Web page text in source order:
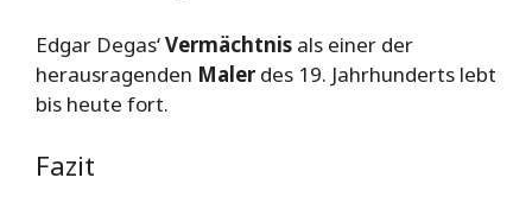
Edgar Degas‘Vermächtnis als einer der
herausragenden Malerdes 19. Jahrhunderts lebt
bis heute fort.
Fazit